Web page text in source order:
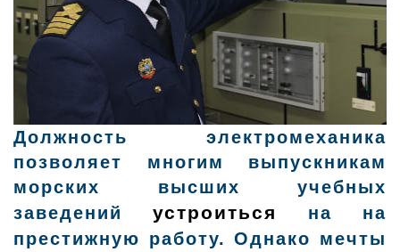
Должность электромеханика
позволяет многим выпускникам
морских высших учебных
заведенийустроиться
на на
престижную работу. Однако мечты